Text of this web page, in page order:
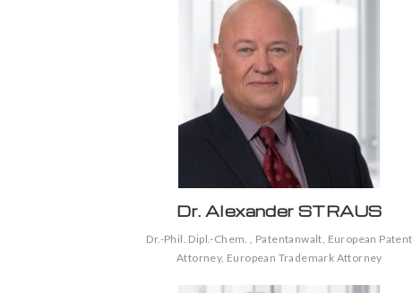
Dr. Alexander STRAUS
Dr.-Phil. Dipl.-Chem. , Patentanwalt, European Patent
Attorney, European Trademark Attorney